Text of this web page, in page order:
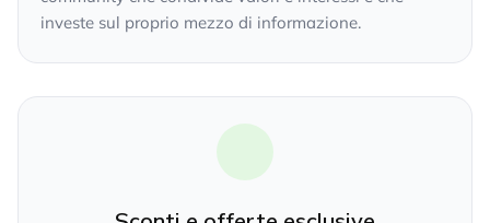
investe sul proprio mezzo di informazione.